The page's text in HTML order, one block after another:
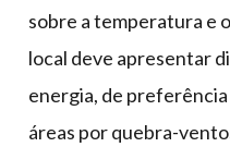
sobre a temperatura e
local deve apresentar
energia, de
áreas por quebra-